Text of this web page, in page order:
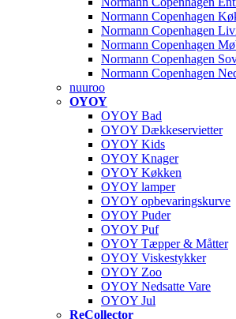
Normann Copenhagen
Normann Copenhagen
Normann Copenhagen
Normann Copenhagen
Normann Copenhagen
nuuroo
OYOY
OYOY Bad
OYOY Dækkeservietter
OYOY Kids
OYOY Knager
OYOY Køkken
OYOY lamper
OYOY opbevaringskurve
OYOY Puder
OYOY Puf
OYOY Tæpper & Måtter
OYOY Viskestykker
OYOY Zoo
OYOY Nedsatte Vare
OYOY Jul
ReCollector